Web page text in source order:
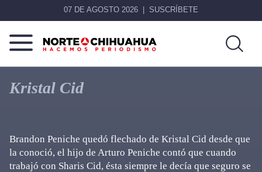
07 DE AGOSTO 2026 SUSCRÍBETE
Norte
De
Chihuahua
Más
que
noticias,
Kristal Cid
Brandon Peniche quedó flechado de Kristal Cid desde que
la conoció, el hijo de Arturo Peniche contó que cuando
trabajó con Sharis Cid, ésta siempre le decía que seguro se